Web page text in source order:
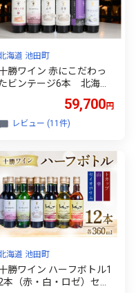
海道 池田町
勝ワイン 赤にこだわっ
ビンテージ6本 北海道
テージ ビンテージ 厳選 人
受賞
59,700円
レビュー (11件)
海道 池田町
勝ワイン ハーフボトル1
本（赤・白・ロゼ）セッ